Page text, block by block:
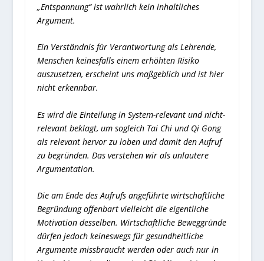
„Entspannung“ ist wahrlich kein inhaltliches
Argument.
Ein Verständnis für Verantwortung als Lehrende,
Menschen keinesfalls einem erhöhten Risiko
auszusetzen, erscheint uns maßgeblich und ist hier
nicht erkennbar.
Es wird die Einteilung in System-relevant und nicht-
relevant beklagt, um sogleich Tai Chi und Qi Gong
als relevant hervor zu loben und damit den Aufruf
zu begründen. Das verstehen wir als unlautere
Argumentation.
Die am Ende des Aufrufs angeführte wirtschaftliche
Begründung offenbart vielleicht die eigentliche
Motivation desselben. Wirtschaftliche Beweggründe
dürfen jedoch keineswegs für gesundheitliche
Argumente missbraucht werden oder auch nur in